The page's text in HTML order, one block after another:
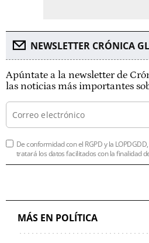
NEWSLETTER CRÓNICA
Apúntate a la newsletter de
las noticias más importantes
De conformidad con el RGPD y la
tratará los datos facilitados con la finalidad
MÁS EN POLÍTICA